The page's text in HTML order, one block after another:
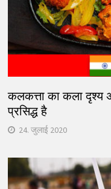
कलकत्ता का कला दृश्य
प्रसिद्ध है
24. जुलाई 2020